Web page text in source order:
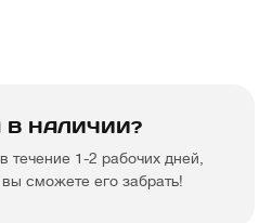
В НАЛИЧИИ?
течение 1-2 рабочих дней,
сможете его забрать!